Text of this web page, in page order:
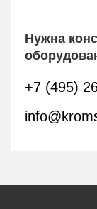
Нужна
+7 (495)